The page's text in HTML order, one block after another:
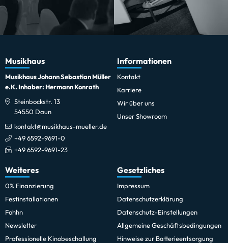
Musikhaus
Musikhaus Johann Sebastian Müller
e.K. Inhaber: Hermann Konrath
Steinbockstr. 13
54550 Daun
kontakt@musikhaus-mueller.de
+49 6592-9691-0
+49 6592-9691-23
Informationen
Kontakt
Karriere
Wir über uns
Unser Showroom
Weiteres
0% Finanzierung
Festinstallationen
Fohhn
Newsletter
Professionelle Kinobeschallung
Gesetzliches
Impressum
Datenschutzerklärung
Datenschutz-Einstellungen
Allgemeine Geschäftsbedingungen
Hinweise zur Batterieentsorgung